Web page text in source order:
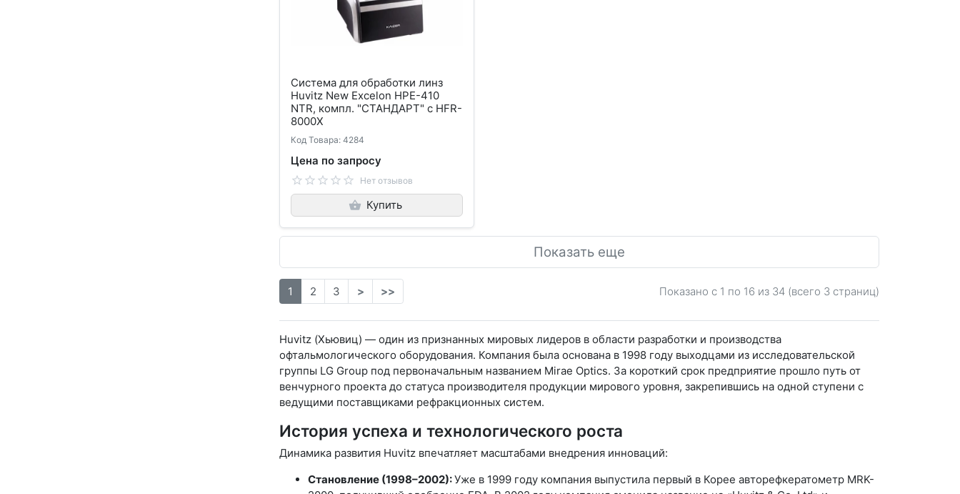
Система для обработки линз
Huvitz New Excelon HPE-410
NTR, компл. "СТАНДАРТ" с HFR-
8000X
Код Товара: 4284
Цена по запросу
Нет отзывов
Купить
Показать еще
Показано с 1 по 16 из 34 (всего 3 страниц)
1 2 3 > >>
Huvitz (Хьювиц) — один из признанных мировых лидеров в области разработки и производства
офтальмологического оборудования. Компания была основана в 1998 году выходцами из исследовательской
группы LG Group под первоначальным названием Mirae Optics. За короткий срок предприятие прошло путь от
венчурного проекта до статуса производителя продукции мирового уровня, закрепившись на одной ступени с
ведущими поставщиками рефракционных систем.
История успеха и технологического роста
Динамика развития Huvitz впечатляет масштабами внедрения инноваций:
Становление (1998–2002):Уже в 1999 году компания выпустила первый в Корее авторефкератометр MRK-